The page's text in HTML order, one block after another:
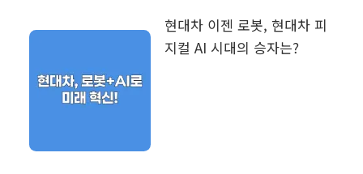
현대차 이젠 로봇, 현대차 피
지컬 AI 시대의 승자는?